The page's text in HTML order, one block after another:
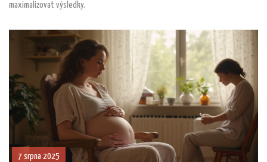
maximalizovat výsledky.
7 srpna 2025